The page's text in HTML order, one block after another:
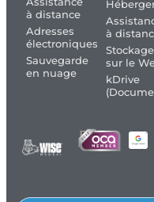
à distance
Adresses
électroniques
Sauvegarde
en nuage
à
Stockage
sur le
kDrive